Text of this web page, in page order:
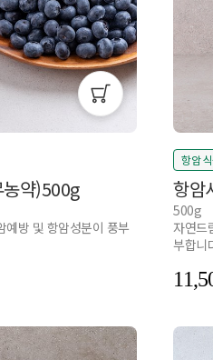
약)500g
예방 및 항암성분이 풍부
항암
항암
500g
자연드
부합니